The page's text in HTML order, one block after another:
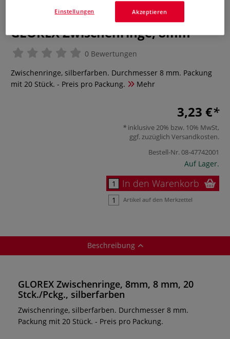
GLOREX Zwischenringe, 8mm
0 Bewertungen
Zwischenringe, silberfarben. Durchmesser 8 mm. Packung
mit 20 Stück. - Preis pro Packung.
Mehr
3,23 €
inklusive 20% bzw. 10% MwSt,
ggf. zuzüglich Versandkosten.
Bestell-Nr.08-47742001
Auf Lager.
In den Warenkorb
Artikel auf den Merkzettel
Beschreibung
GLOREX Zwischenringe, 8mm, 8 mm, 20
Stck./Pckg., silberfarben
Zwischenringe, silberfarben. Durchmesser 8 mm.
Packung mit 20 Stück. - Preis pro Packung.
Akzeptieren
Einstellungen